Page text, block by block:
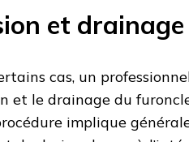
et drainage
cas, un
et le drainage du
implique